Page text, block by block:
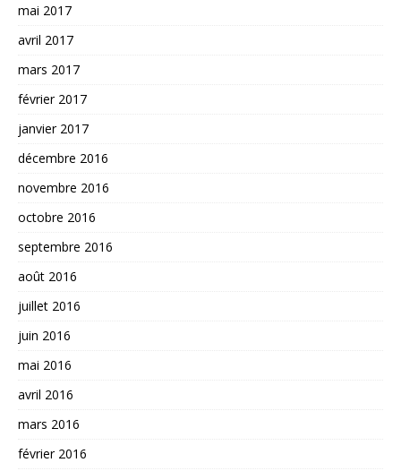
mai 2017
avril 2017
mars 2017
février 2017
janvier 2017
décembre 2016
novembre 2016
octobre 2016
septembre 2016
août 2016
juillet 2016
juin 2016
mai 2016
avril 2016
mars 2016
février 2016